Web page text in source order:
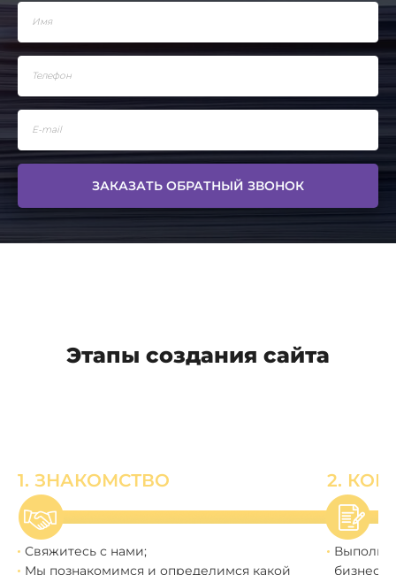
ЗАКАЗАТЬ ОБРАТНЫЙ ЗВОНОК
Этапы создания сайта
1. ЗНАКОМСТВО
Свяжитесь с нами;
Мы познакомимся и определимся какой
2.
бизнеса;